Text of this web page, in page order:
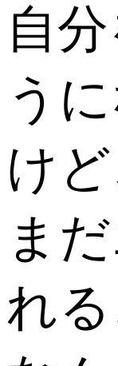
自
う
け
ま
れ